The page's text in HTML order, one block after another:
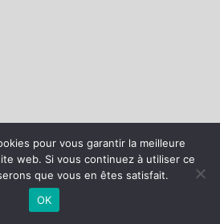
Basket | Site internet réalisé par
MENTIONS LÉGALES
pour vous garantir la meilleure
web. Si vous continuez à utiliser ce
que vous en êtes satisfait.
OK